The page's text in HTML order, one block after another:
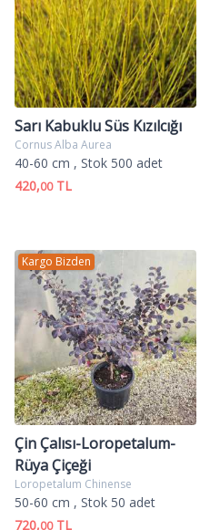
Sarı Kabuklu Süs Kızılcığı
Cornus Alba Aurea
40-60 cm , Stok 500 adet
420,00TL
Kargo Bizden
Çin Çalısı-Loropetalum-
Rüya Çiçeği
Loropetalum Chinense
50-60 cm , Stok 50 adet
720,00TL